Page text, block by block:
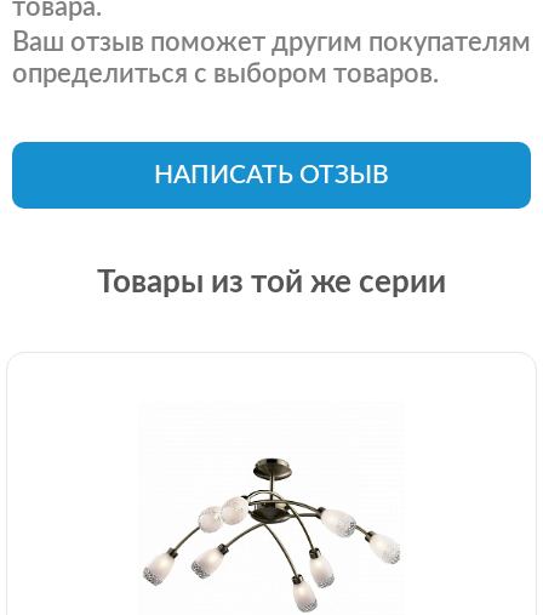
товара.
Ваш отзыв поможет другим покупателям
определиться с выбором товаров.
НАПИСАТЬ ОТЗЫВ
Товары из той же серии